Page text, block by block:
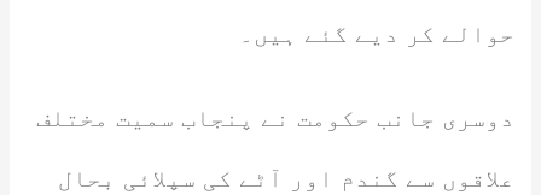
حوالے کر دیے گئے ہیں۔
دوسری جانب حکومت نے پنجاب سمیت مختلف
علاقوں سے گندم اور آٹے کی سپلائی بحال